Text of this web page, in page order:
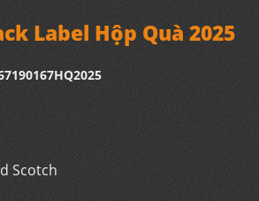
Label Hộp Quà 2025
Scotch